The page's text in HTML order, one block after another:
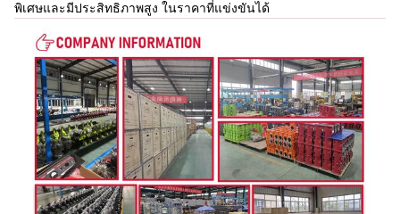
พิเศษและมีประสิทธิภาพสูง ในราคาที่แข่งขันได้